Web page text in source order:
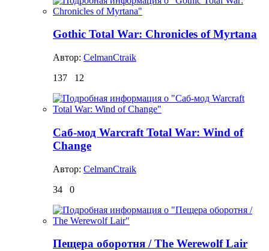
Gothic Total War: Chronicles of Myrtana
Автор: CelmanCtraik
137
12
Саб-мод Warcraft Total War: Wind of
Change
Автор: CelmanCtraik
34
0
Пещера оборотня / The Werewolf Lair